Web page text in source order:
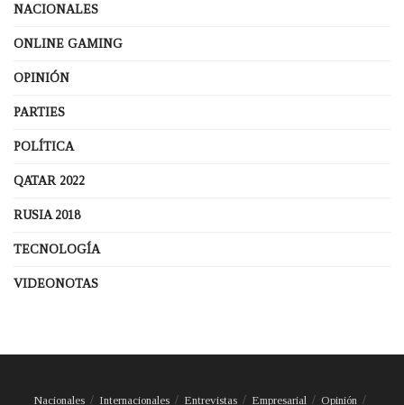
NACIONALES
ONLINE GAMING
OPINIÓN
PARTIES
POLÍTICA
QATAR 2022
RUSIA 2018
TECNOLOGÍA
VIDEONOTAS
Nacionales Internacionales Entrevistas Empresarial Opinión